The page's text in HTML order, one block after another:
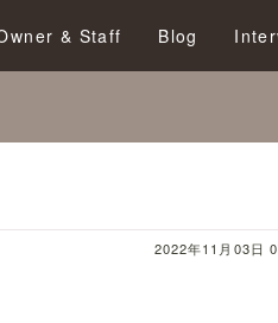
& Staff Blog
2022年11月03日